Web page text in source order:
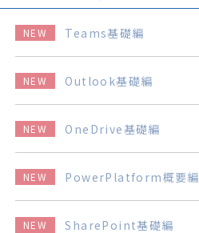
NEW Teams基礎編
NEW Outlook基礎編
NEW OneDrive基礎編
NEW PowerPlatform概要編
NEW SharePoint基礎編